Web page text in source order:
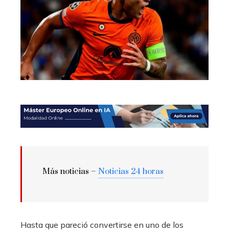
Más noticias – Noticias 24 horas
Hasta que pareció convertirse en uno de los